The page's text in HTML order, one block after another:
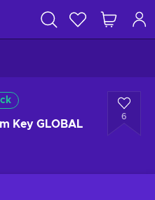
Key GLOBAL
6